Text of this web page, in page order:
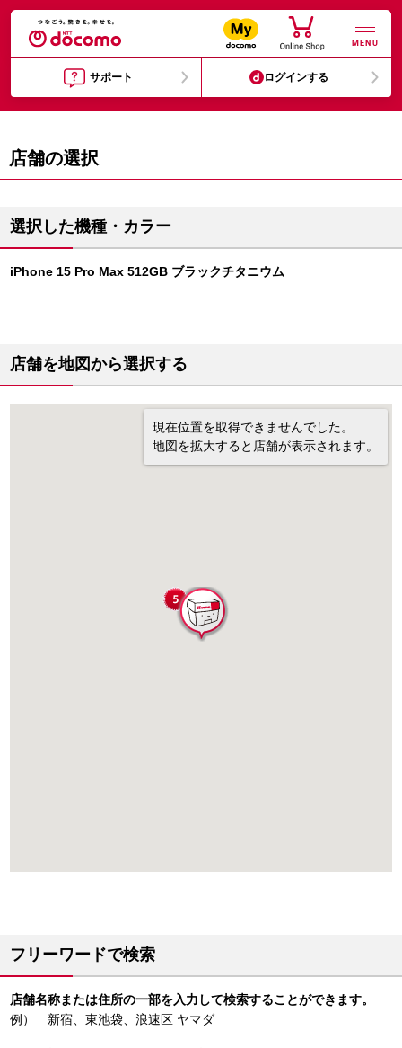
MENU
サポート ログインする
店舗の選択
選択した機種・カラー
iPhone 15 Pro Max 512GB ブラックチタニウム
店舗を地図から選択する
現在位置を取得できませんでした。
地図を拡大すると店舗が表示されます。
フリーワードで検索
店舗名称または住所の一部を入力して検索することができます。
例） 新宿、東池袋、浪速区 ヤマダ